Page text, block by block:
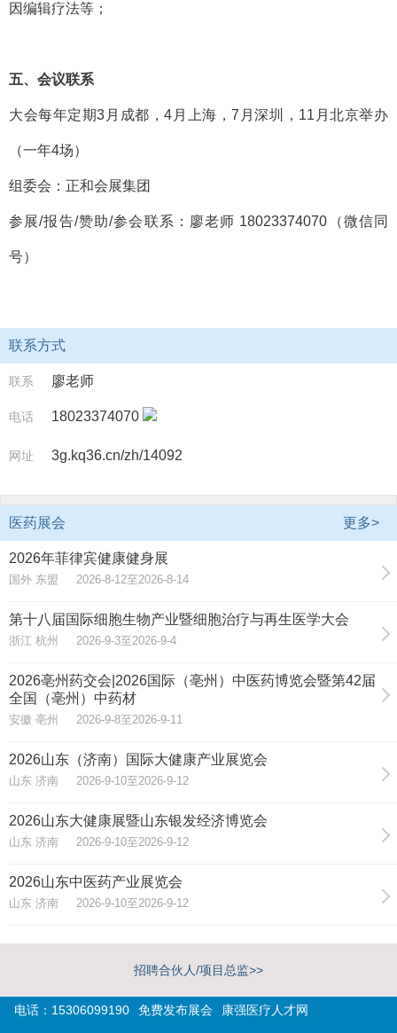
因编辑疗法等；
五、会议联系
大会每年定期3月成都，4月上海，7月深圳，11月北京举办
（一年4场）
组委会：正和会展集团
参展/报告/赞助/参会联系：廖老师 18023374070（微信同
号）
联系方式
联系 廖老师
电话 18023374070
网址 3g.kq36.cn/zh/14092
医药展会 更多>
2026年菲律宾健康健身展
国外 东盟 2026-8-12至2026-8-14
第十八届国际细胞生物产业暨细胞治疗与再生医学大会
浙江 杭州 2026-9-3至2026-9-4
2026亳州药交会|2026国际（亳州）中医药博览会暨第42届
全国（亳州）中药材
安徽 亳州 2026-9-8至2026-9-11
2026山东（济南）国际大健康产业展览会
山东 济南 2026-9-10至2026-9-12
2026山东大健康展暨山东银发经济博览会
山东 济南 2026-9-10至2026-9-12
2026山东中医药产业展览会
山东 济南 2026-9-10至2026-9-12
招聘合伙人/项目总监>>
电话：15306099190 免费发布展会 康强医疗人才网